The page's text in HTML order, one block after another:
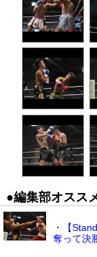
●編集部オスス
・【
奪って決